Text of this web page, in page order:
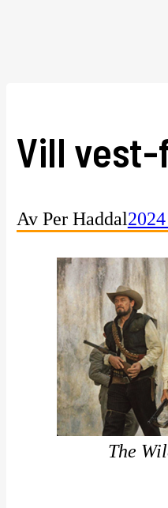
Vill
Av Per Haddal
The